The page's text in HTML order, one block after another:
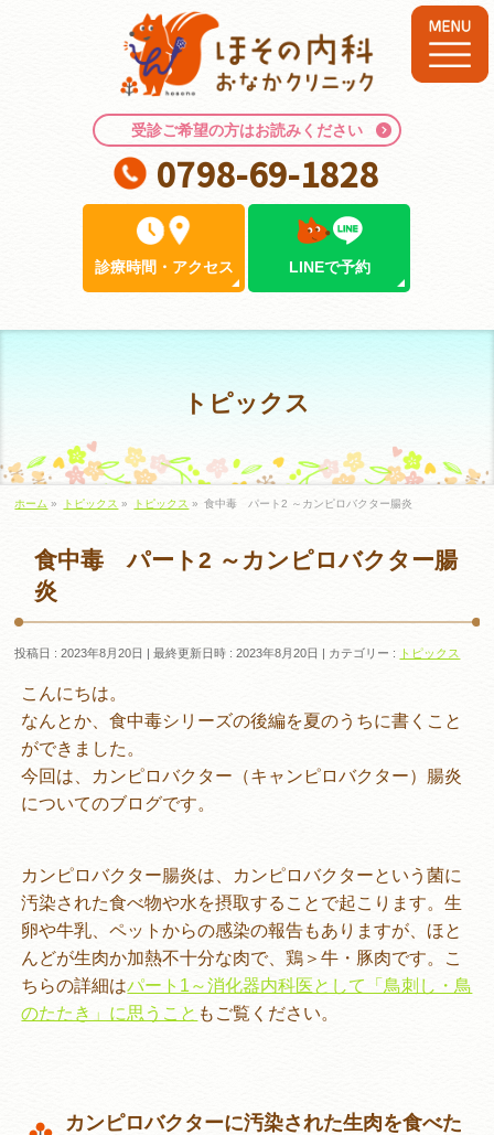
受診ご希望の方はお読みください
0798-69-1828
診療時間 ・ アクセス LINEで予約
トピックス
ホーム » トピックス » トピックス » 食中毒 パート2 ～カンピロバクター腸炎
食中毒 パート2 ～カンピロバクター腸
炎
投稿日 : 2023年8月20日 最終更新日時 : 2023年8月20日 カテゴリー : トピックス
こんにちは。
なんとか、食中毒シリーズの後編を夏のうちに書くこと
ができました。
今回は、カンピロバクター（キャンピロバクター）腸炎
についてのブログです。
カンピロバクター腸炎は、カンピロバクターという菌に
汚染された食べ物や水を摂取することで起こります。生
卵や牛乳、ペットからの感染の報告もありますが、ほと
んどが生肉か加熱不十分な肉で、鶏＞牛・豚肉です。こ
ちらの詳細はパート1～消化器内科医として「鳥刺し・鳥
のたたき」に思うこと もご覧ください。
カンピロバクターに汚染された生肉を食べた